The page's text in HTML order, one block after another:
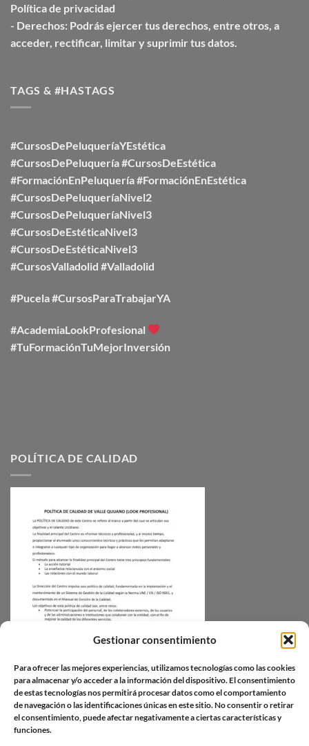
Gestionar consentimiento
Para ofrecer las mejores experiencias, utilizamos tecnologías como las cookies
para almacenar y/o acceder a la información del dispositivo. El consentimiento
de estas tecnologías nos permitirá procesar datos como el comportamiento
de navegación o las identificaciones únicas en este sitio. No consentir o retirar
el consentimiento, puede afectar negativamente a ciertas características y
funciones.
Política de privacidad
- Derechos: Podrás ejercer tus derechos, entre otros, a
acceder, rectificar, limitar y suprimir tus datos.
TAGS & #HASTAGS
#CursosDePeluqueríaYEstética
#CursosDePeluquería#CursosDeEstética
#FormaciónEnPeluquería#FormaciónEnEstética
#CursosDePeluqueríaNivel2
#CursosDePeluqueríaNivel3
#CursosDeEstéticaNivel3
#CursosDeEstéticaNivel3
#CursosValladolid #Valladolid
#Pucela #CursosParaTrabajarYA
#AcademiaLookProfesional
#TuFormaciónTuMejorInversión
POLÍTICA DE CALIDAD